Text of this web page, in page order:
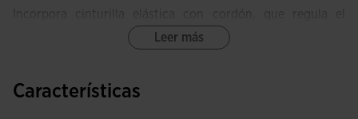
ajuste y fija la prenda. Sus aberturas laterales permiten una
Pantalón corto con bolsillos especiales para guardar la
Leer más
Características